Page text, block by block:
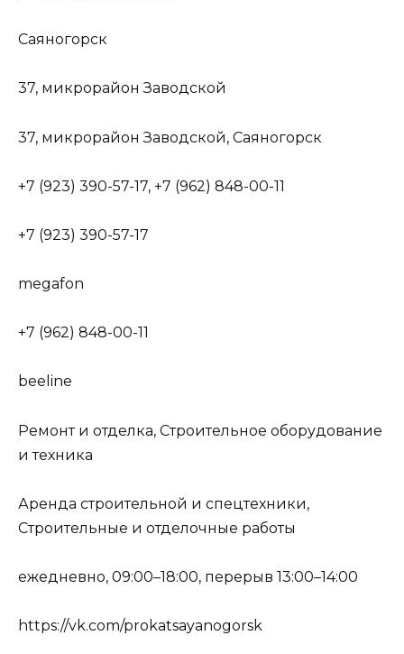
Саяногорск
37, микрорайон Заводской
37, микрорайон Заводской, Саяногорск
+7 (923) 390-57-17, +7 (962) 848-00-11
+7 (923) 390-57-17
megafon
+7 (962) 848-00-11
beeline
Ремонт и отделка, Строительное оборудование
и техника
Аренда строительной и спецтехники,
Строительные и отделочные работы
ежедневно, 09:00–18:00, перерыв 13:00–14:00
https://vk.com/prokatsayanogorsk